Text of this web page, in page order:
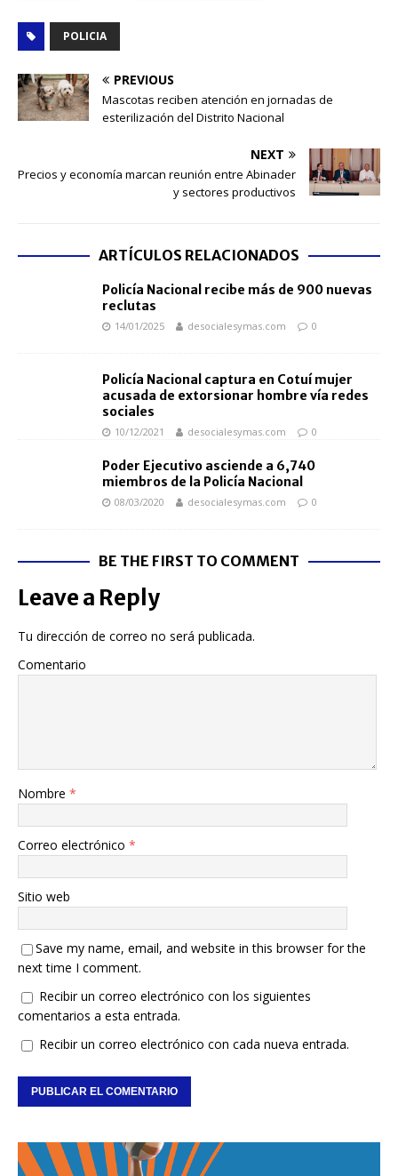
POLICIA
PREVIOUS
Mascotas reciben atención en jornadas de
esterilización del Distrito Nacional
NEXT
Precios y economía marcan reunión entre Abinader
y sectores productivos
ARTÍCULOS RELACIONADOS
Policía Nacional recibe más de 900 nuevas
reclutas
14/01/2025 desocialesymas.com 0
Policía Nacional captura en Cotuí mujer
acusada de extorsionar hombre vía redes
sociales
10/12/2021 desocialesymas.com 0
Poder Ejecutivo asciende a 6,740
miembros de la Policía Nacional
08/03/2020 desocialesymas.com 0
BE THE FIRST TO COMMENT
Leave a Reply
Tu dirección de correo no será publicada.
Comentario
Nombre *
Correo electrónico *
Sitio web
Save my name, email, and website in this browser for the
next time I comment.
Recibir un correo electrónico con los siguientes
comentarios a esta entrada.
Recibir un correo electrónico con cada nueva entrada.